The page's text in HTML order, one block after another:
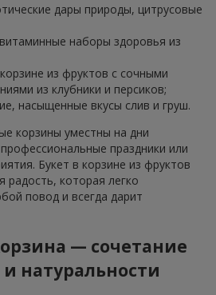
дары природы, цитрусовые
наборы здоровья из
из фруктов с сочными
из клубники и персиков;
насыщенные вкусы слив и груш.
корзины уместны на дни
праздники или
Букет в корзине из фруктов
которая легко
повод и всегда дарит
— сочетание
натуральности